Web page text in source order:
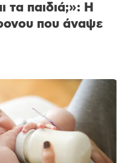
τα παιδιά;»: Η
που άναψε